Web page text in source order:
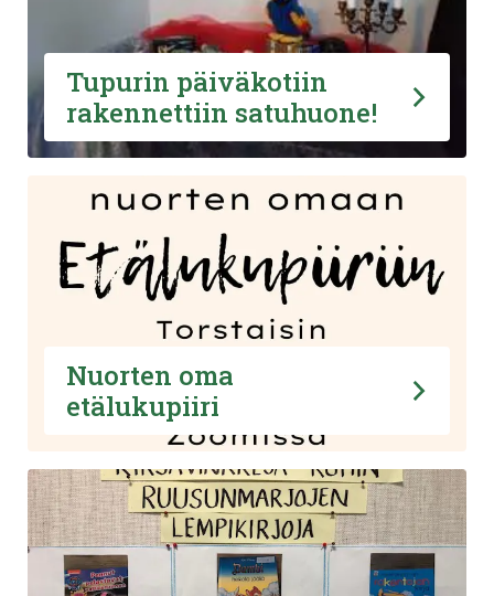
Tupurin päiväkotiin
rakennettiin satuhuone!
Nuorten oma
etälukupiiri